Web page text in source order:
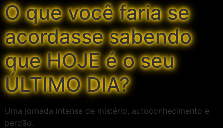
O que você faria se
acordasse sabendo
queHOJEé o seu
ÚLTIMO DIA?
Uma jornada intensa de mistério, autoconhecimento e
perdão.